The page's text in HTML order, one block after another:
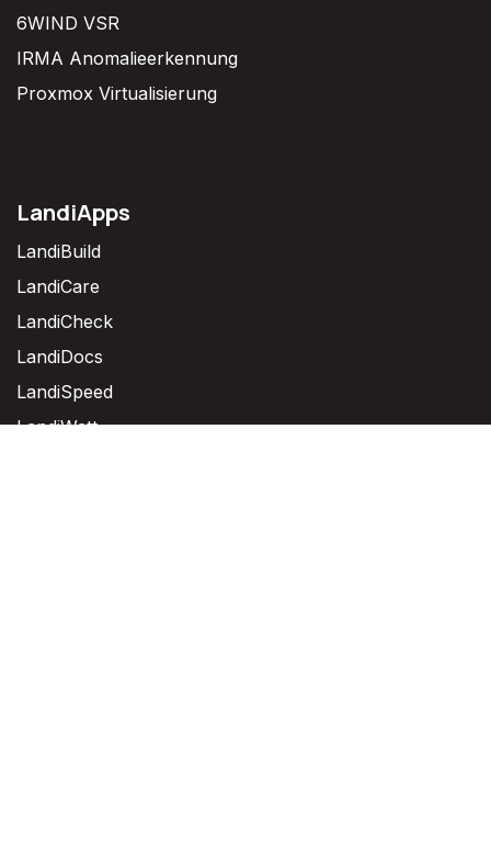
6WIND VSR
IRMA Anomalieerkennung
Proxmox Virtualisierung
LandiApps
LandiBuild
LandiCare
LandiCheck
LandiDocs
LandiSpeed
LandiWatt